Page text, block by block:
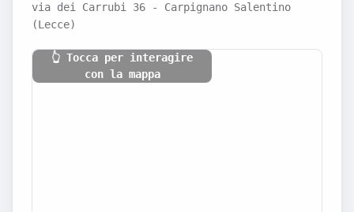
via dei Carrubi 36 - Carpignano Salentino
(Lecce)
👆 Tocca per interagire
con la mappa